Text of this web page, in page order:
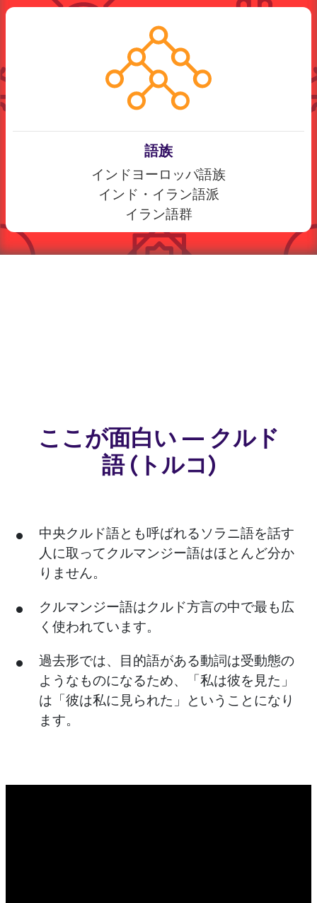
語族
インドヨーロッパ語族
インド・イラン語派
イラン語群
ここが面白い — クルド
語 (トルコ)
中央クルド語とも呼ばれるソラニ語を話す
人に取ってクルマンジー語はほとんど分か
りません。
クルマンジー語はクルド方言の中で最も広
く使われています。
過去形では、目的語がある動詞は受動態の
ようなものになるため、「私は彼を見た」
は「彼は私に見られた」ということになり
ます。